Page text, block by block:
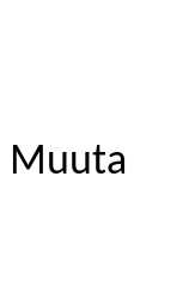
Muuta